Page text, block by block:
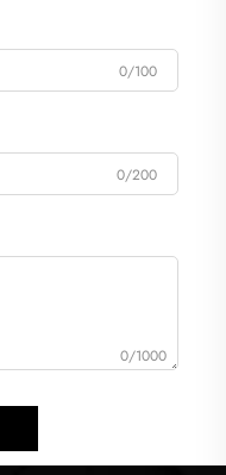
0/100
0/200
0/1000